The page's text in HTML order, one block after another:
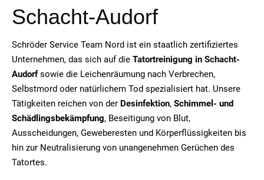
Schacht-Audorf
Schröder Service Team Nord ist ein staatlich zertifiziertes
Unternehmen, das sich auf die Tatortreinigung in Schacht-
Audorf sowie die Leichenräumung nach Verbrechen,
Selbstmord oder natürlichem Tod spezialisiert hat. Unsere
Tätigkeiten reichen von der Desinfektion, Schimmel- und
Schädlingsbekämpfung, Beseitigung von Blut,
Ausscheidungen, Geweberesten und Körperflüssigkeiten bis
hin zur Neutralisierung von unangenehmen Gerüchen des
Tatortes.